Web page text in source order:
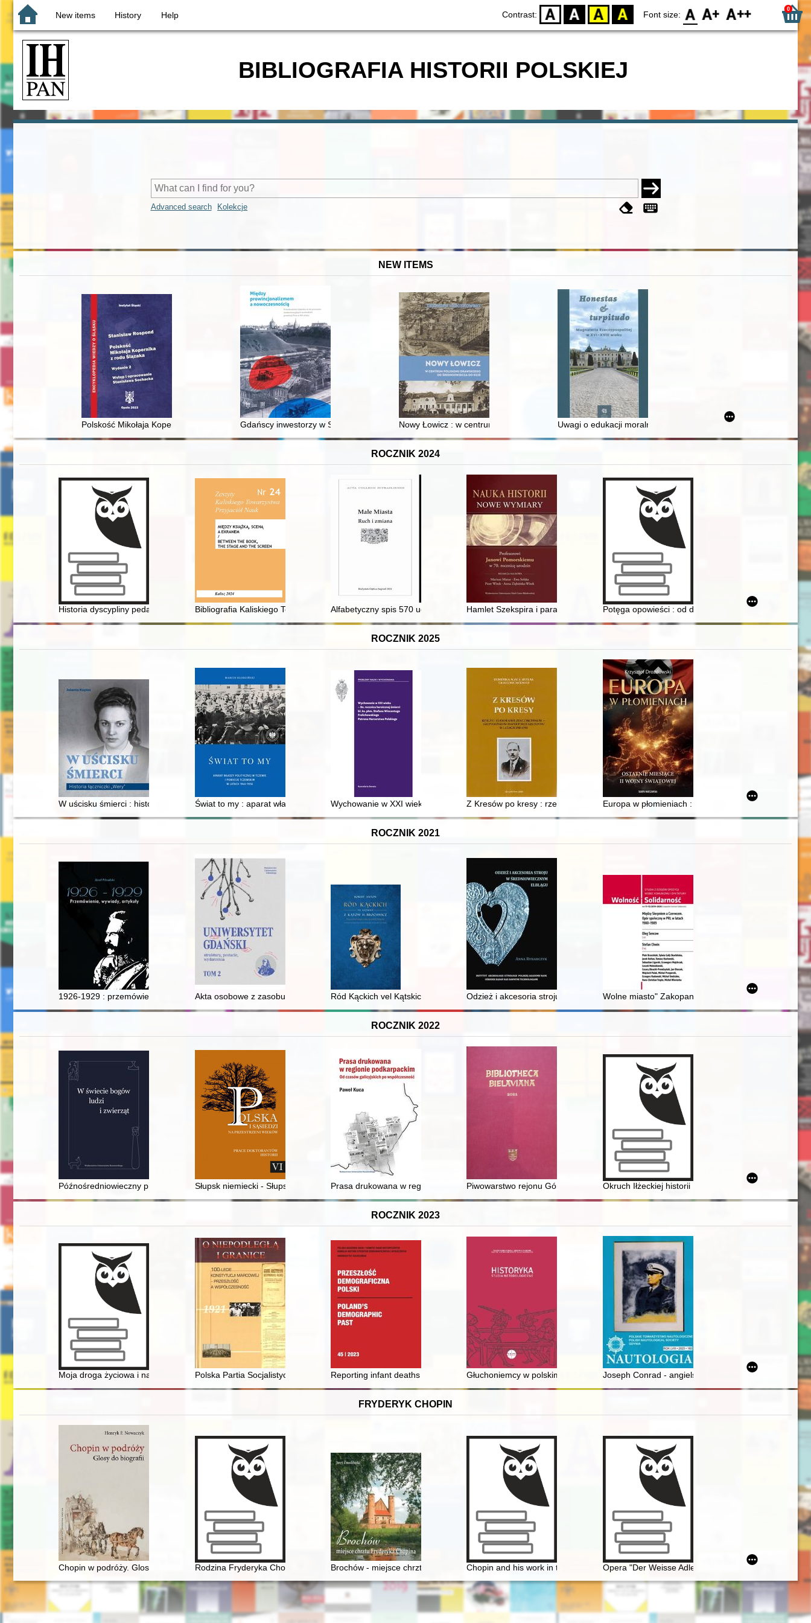
New items History Help Contrast: D BW YB BY Font size: F0 F1 F2 0
BIBLIOGRAFIA HISTORII POLSKIEJ
Advanced search Kolekcje
NEW ITEMS
Polskość Mikołaja Kopernika z rodu ŚlązakaGdańscy inwestorzy w Sopocie : prestiż finansowy i towarzyski lokalnego mieszczaństwa w 2. poł. XIX w
Nowy Łowicz : w centrum poligonu drawskiego od średniowiecza do dziśUwagi o edukacji moralnej synów szlacheckich w XVI-wiecznej
ROCZNIK 2024
Historia dyscypliny pedagogiki na Uniwersytecie Poznańskim oraz Uniwersytecie im. Adama Mickiewicza w Poznaniu w stulecie istnienia : próba rekonstrukcji
Bibliografia Kaliskiego Towarzystwa Przyjaciół NaukAlfabetyczny spis 570 uczestników Powstania Listopadowego z Obwodu Białostockiego - nieznane źródło do badań
Hamlet Szekspira i paradoks FermiegoPotęga opowieści : od dawnej kroniki do
ROCZNIK 2025
W uścisku śmierci : historia łączniczki "Wery"Świat to my : aparat władzy politycznej w Tczewie i powiecie tczewskim w latach 1945-1956
Wychowanie w XXI wieku : 80. rocznica heroicznej śmierci bł. ks. phm. Stefana Wincentego Frelichowskiego Patrona
Z Kresów po kresy : rzecz o Stanisławie Żenczykowskim - szczycieńskim inspektorze
Europa w płomieniach : ostatnie miesiące II wojny
ROCZNIK 2021
1926-1929 : przemówienia, wywiady, artykułyAkta osobowe z zasobu Archiwum Uniwersytetu Gdańskiego jako źródła do badań gdańskiego środowiska naukowego
Ród Kąckich vel Kątskich z Kątów H. Brochwicz : przyczynek do dziejów rodów rycerskich Małopolski : studium historyczno-
Odzież i akcesoria stroju w średniowiecznym ElbląguWolne miasto" Zakopane 1956-1970 - recenzja]
ROCZNIK 2022
Późnośredniowieczny piec z klasztoru kanoników regularnych w BłoniuSłupsk niemiecki - Słupsk polski : przyczynek do bilansu zmian w zabudowie miasta
Prasa drukowana w regionie podkarpackim : od czasów galicyjskich po współczesność
Piwowarstwo rejonu Gór Sowich przed 1945 rOkruch Iłżeckiej historii : na tle wydarzeń w Polsce
ROCZNIK 2023
Moja droga życiowa i naukowa Polska Partia Socjalistyczna wobec Konstytucji Rzeczypospolitej Polskiej z 1921 roku
Reporting infant deaths at the Szczecin Civil Records Office in the late 19th century : general conclusions = Zgłaszający
Głuchoniemcy w polskim dyskursie naukowym i publicznym od XVIII wieku do okresu
Joseph Conrad - angielski marynista z polskimi
FRYDERYK CHOPIN
Chopin w podróży. Glosy do biografiiRodzina Fryderyka Chopina na przełomie XVIII i XIX wBrochów - miejsce chrztu Fryderyka ChopinaChopin and his work in the context of culture. Vol 1-2Opera "Der Weisse Adler" Raoula Madera jako